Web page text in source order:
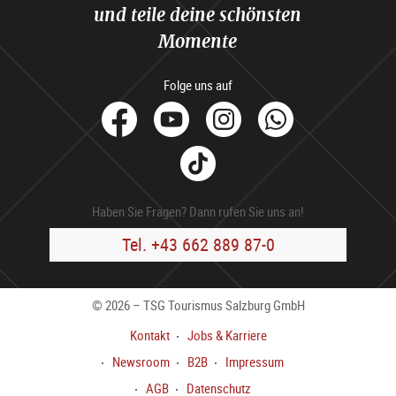
und teile deine schönsten
Momente
Folge uns auf
facebook
YoutubeInstagram
Tik
Tok
Haben Sie Fragen? Dann rufen Sie uns an!
Tel. +43 662 889 87-0
© 2026 – TSG Tourismus Salzburg GmbH
Kontakt
Jobs & Karriere
Newsroom
B2B
Impressum
AGB
Datenschutz